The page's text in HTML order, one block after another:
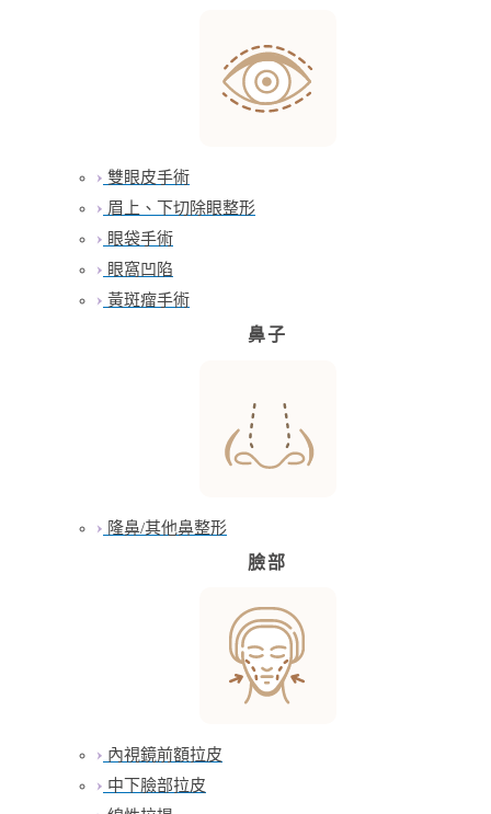
雙眼皮手術
眉上、下切除眼整形
眼袋手術
眼窩凹陷
黃斑瘤手術
鼻子
隆鼻/其他鼻整形
臉部
內視鏡前額拉皮
中下臉部拉皮